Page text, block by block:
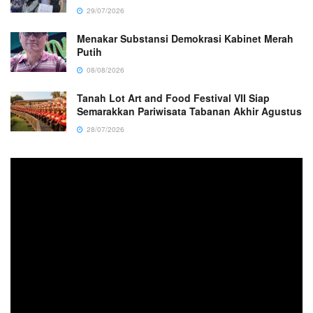
29/07/2026
Menakar Substansi Demokrasi Kabinet Merah
Putih
08/08/2026
Tanah Lot Art and Food Festival VII Siap
Semarakkan Pariwisata Tabanan Akhir Agustus
28/07/2026